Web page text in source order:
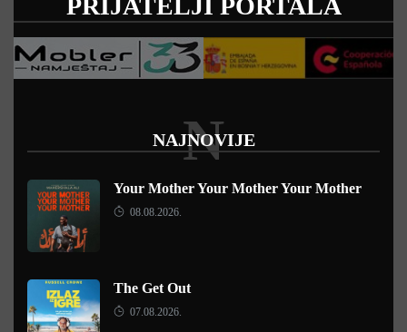
PRIJATELJI PORTALA
NAJNOVIJE
N
Your Mother Your Mother Your Mother
08.08.2026.
The Get Out
07.08.2026.